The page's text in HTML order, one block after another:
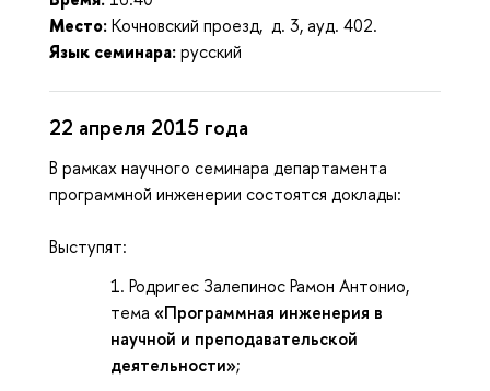
Место:Кочновский проезд, д. 3, ауд. 402.
Язык семинара:русский
22 апреля 2015 года
В рамках научного семинара департамента
программной инженерии состоятся доклады:
Выступят:
Родригес Залепинос Рамон Антонио,
тема «Программная инженерия в
научной и преподавательской
деятельности»;